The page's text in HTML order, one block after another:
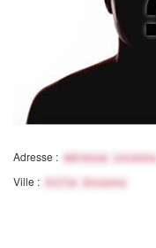
Adresse : Adresse inconnu
Ville : Ville Inconnu